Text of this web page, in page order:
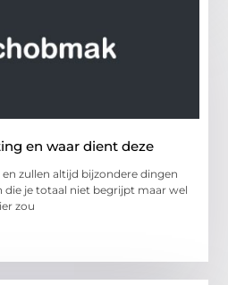
en waar dient deze
zullen altijd bijzondere dingen
die je totaal niet begrijpt maar wel
zou